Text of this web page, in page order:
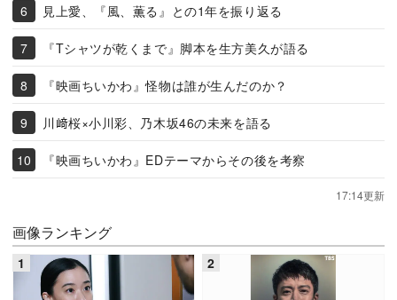
見上愛、『風、薫る』との1年を振り返る
『Tシャツが乾くまで』脚本を生方美久が語る
『映画ちいかわ』怪物は誰が生んだのか？
川﨑桜×小川彩、乃木坂46の未来を語る
『映画ちいかわ』EDテーマからその後を考察
17:14更新
画像ランキング